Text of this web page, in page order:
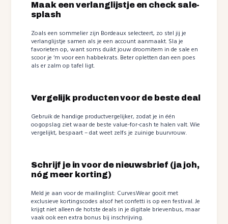
Maak een verlanglijstje en check sale-
splash
Zoals een sommelier zijn Bordeaux selecteert, zo stel jij je
verlanglijstje samen als je een account aanmaakt. Sla je
favorieten op, want soms duikt jouw droomitem in de sale en
scoor je ‘m voor een habbekrats. Beter opletten dan een poes
als er zalm op tafel ligt.
Vergelijk producten voor de beste deal
Gebruik de handige productvergelijker, zodat je in één
oogopslag ziet waar de beste value-for-cash te halen valt. Wie
vergelijkt, bespaart – dat weet zelfs je zuinige buurvrouw.
Schrijf je in voor de nieuwsbrief (ja joh,
nóg meer korting)
Meld je aan voor de mailinglist: CurvesWear gooit met
exclusieve kortingscodes alsof het confetti is op een festival. Je
krijgt niet alleen de hotste deals in je digitale brievenbus, maar
vaak ook een extra bonus bij inschrijving.